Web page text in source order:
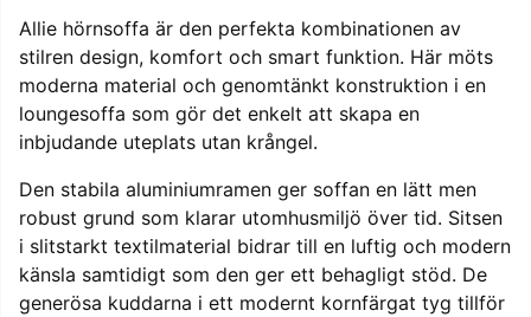
Allie hörnsoffa är den perfekta kombinationen av
stilren design, komfort och smart funktion. Här möts
moderna material och genomtänkt konstruktion i en
loungesoffa som gör det enkelt att skapa en
inbjudande uteplats utan krångel.
Den stabila aluminiumramen ger soffan en lätt men
robust grund som klarar utomhusmiljö över tid. Sitsen
i slitstarkt textilmaterial bidrar till en luftig och modern
känsla samtidigt som den ger ett behagligt stöd. De
generösa kuddarna i ett modernt kornfärgat tyg tillför